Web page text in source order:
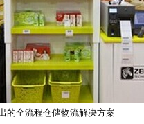
的全流程仓储物流解决方案